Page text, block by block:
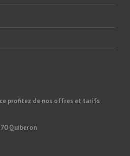
profitez de nos offres et tarifs
Quiberon